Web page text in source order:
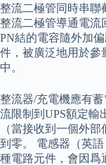
整流二極管同時串聯
整流二極管導通電流
PN結的電容隨外加
件，被廣泛地用於參
中。
整流器/充電機應有
流限制到UPS額定輸
（當接收到一個外
到零。 電感器（英
種電路元件，會因爲